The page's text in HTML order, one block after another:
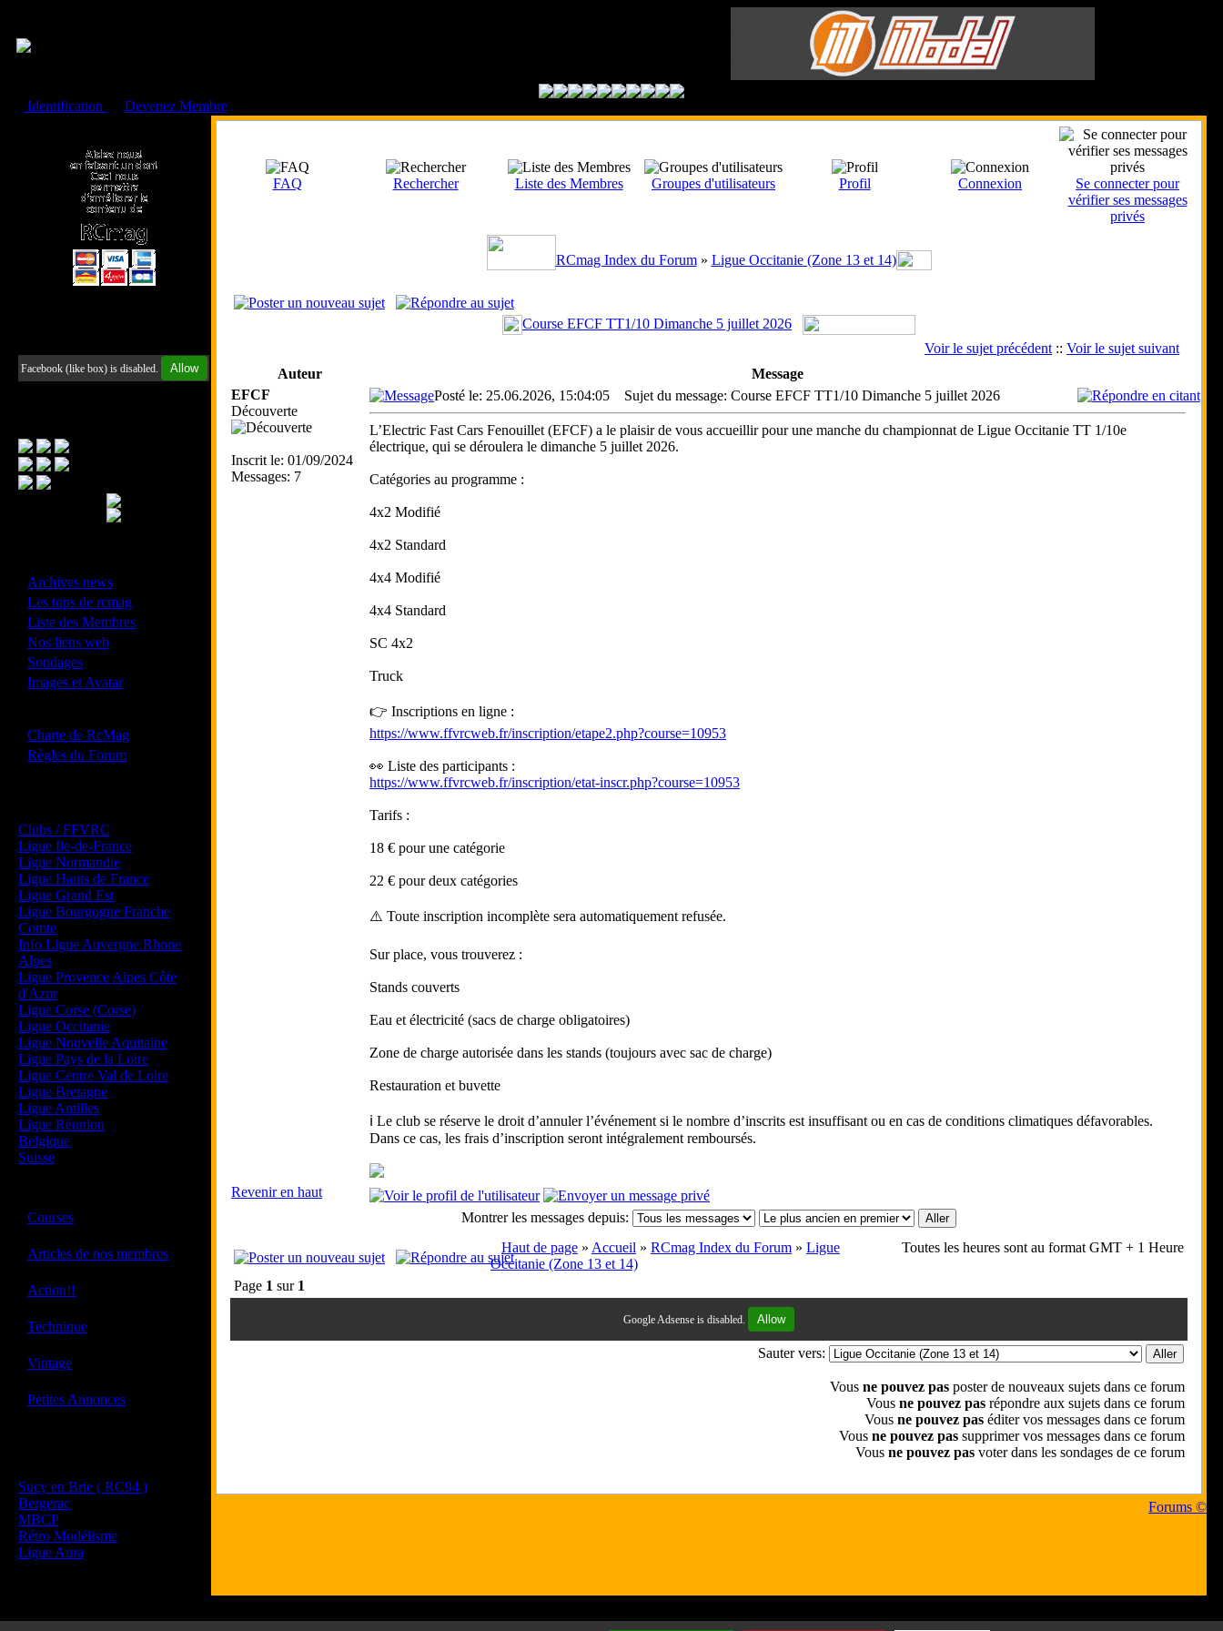
Identification Devenez Membre
Facebook (like box) is disabled. Allow
Archives news
Les tops de rcmag
Liste des Membres
Nos liens web
Sondages
Images et Avatar
Charte de RcMag
Règles du Forum
Clubs / FFVRC
Ligue Ile-de-France
Ligue Normandie
Ligue Hauts de France
Ligue Grand Est
Ligue Bourgogne Franche
Comte
Info Ligue Auvergne Rhone
Alpes
Ligue Provence Alpes Côte
d'Azur
Ligue Corse (Corse)
Ligue Occitanie
Ligue Nouvelle Aquitaine
Ligue Pays de la Loire
Ligue Centre Val de Loire
Ligue Bretagne
Ligue Antilles
Ligue Réunion
Belgique
Suisse
Courses
Articles de nos membres
Action!!
Technique
Vintage
Petites Annonces
Sucy en Brie ( RC94 )
Bergerac
MBCP
Rétro Modélisme
Ligue Aura
FAQ Rechercher Liste des Membres Groupes d'utilisateurs Profil Connexion
Se connecter pour
vérifier ses messages
privés
RCmag Index du Forum» Ligue Occitanie (Zone 13 et 14)
Course EFCF TT1/10 Dimanche 5 juillet 2026
Voir le sujet précédent :: Voir le sujet suivant
Auteur
Message
EFCF
Découverte
Inscrit le: 01/09/2024
Messages: 7
Posté le: 25.06.2026, 15:04:05 Sujet du message: Course EFCF TT1/10 Dimanche 5 juillet 2026
L’Electric Fast Cars Fenouillet (EFCF) a le plaisir de vous accueillir pour une manche du championnat de Ligue Occitanie TT 1/10e
électrique, qui se déroulera le dimanche 5 juillet 2026.
Catégories au programme :
4x2 Modifié
4x2 Standard
4x4 Modifié
4x4 Standard
SC 4x2
Truck
👉 Inscriptions en ligne :
https://www.ffvrcweb.fr/inscription/etape2.php?course=10953
👀 Liste des participants :
https://www.ffvrcweb.fr/inscription/etat-inscr.php?course=10953
Tarifs :
18 € pour une catégorie
22 € pour deux catégories
⚠️ Toute inscription incomplète sera automatiquement refusée.
Sur place, vous trouverez :
Stands couverts
Eau et électricité (sacs de charge obligatoires)
Zone de charge autorisée dans les stands (toujours avec sac de charge)
Restauration et buvette
ℹ️ Le club se réserve le droit d’annuler l’événement si le nombre d’inscrits est insuffisant ou en cas de conditions climatiques défavorables.
Dans ce cas, les frais d’inscription seront intégralement remboursés.
Revenir en haut
Montrer les messages depuis:
Haut de page » Accueil » RCmag Index du Forum » Ligue
Occitanie (Zone 13 et 14)
Toutes les heures sont au format GMT + 1 Heure
Page 1 sur 1
Google Adsense is disabled. Allow
Sauter vers:
Vous ne pouvez pas poster de nouveaux sujets dans ce forum
Vous ne pouvez pas répondre aux sujets dans ce forum
Vous ne pouvez pas éditer vos messages dans ce forum
Vous ne pouvez pas supprimer vos messages dans ce forum
Vous ne pouvez pas voter dans les sondages de ce forum
Forums ©
Les commentaires et le contenu quand à eux sont sous la responsabilité de ceux qui les écrivent.